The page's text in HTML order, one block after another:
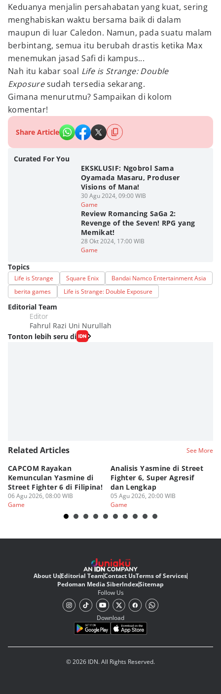
Keduanya menjalin persahabatan yang kuat, sering
menghabiskan waktu bersama baik di dalam
maupun di luar Caledon. Namun, pada suatu malam
berbintang, semua itu berubah drastis ketika Max
menemukan jasad Safi di kampus...
Nah itu kabar soal Life is Strange: Double
Exposuresudah tersedia sekarang.
Gimana menurutmu? Sampaikan di kolom
komentar!
Share Article
Curated For You
EKSKLUSIF: Ngobrol Sama
Oyamada Masaru, Produser
Visions of Mana!
30 Agu 2024, 09:00 WIB
Game
Review Romancing SaGa 2:
Revenge of the Seven! RPG yang
Memikat!
28 Okt 2024, 17:00 WIB
Game
Topics
Life is Strange Square Enix
Bandai Namco Entertainment Asia
berita games
Life is Strange: Double Exposure
Editorial Team
Editor
Fahrul Razi Uni Nurullah
Tonton lebih seru di
Related Articles See More
CAPCOM Rayakan
Kemunculan Yasmine di
Street Fighter 6 di Filipina!
06 Agu 2026, 08:00 WIB
Game
Analisis Yasmine di Street
Fighter 6, Super Agresif
dan Lengkap
05 Agu 2026, 20:00 WIB
Game
About UsEditorial TeamContact UsTerms of Services
Pedoman Media SiberIndexSitemap
Follow Us
Download
© 2026 IDN. All Rights Reserved.